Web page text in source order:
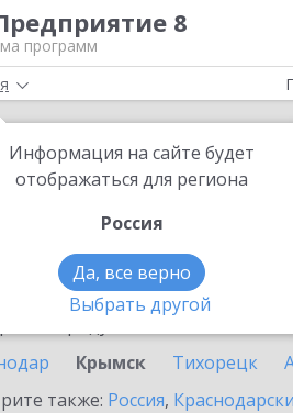
8
программ
Информация на сайте будет
отображаться для региона
Россия
Да, все верно
Выбрать другой
с информационными
продукта.
Крымск Тихорецк
также: Россия,